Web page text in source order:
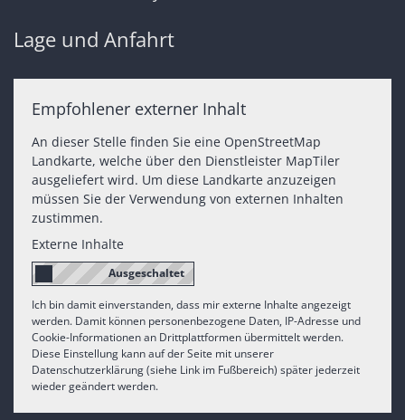
Lage und Anfahrt
Empfohlener externer Inhalt
An dieser Stelle finden Sie eine OpenStreetMap
Landkarte, welche über den Dienstleister MapTiler
ausgeliefert wird. Um diese Landkarte anzuzeigen
müssen Sie der Verwendung von externen Inhalten
zustimmen.
Externe Inhalte
Ich bin damit einverstanden, dass mir externe Inhalte angezeigt
werden. Damit können personenbezogene Daten, IP-Adresse und
Cookie-Informationen an Drittplattformen übermittelt werden.
Diese Einstellung kann auf der Seite mit unserer
Datenschutzerklärung (siehe Link im Fußbereich) später jederzeit
wieder geändert werden.